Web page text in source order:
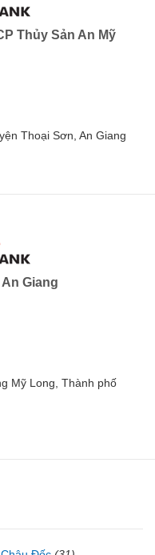
Thủy Sản An Mỹ
Thoại Sơn, An Giang
Giang
Mỹ Long, Thành phố